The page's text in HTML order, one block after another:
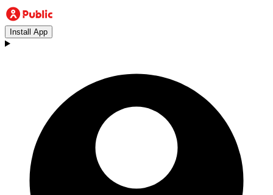
Install App